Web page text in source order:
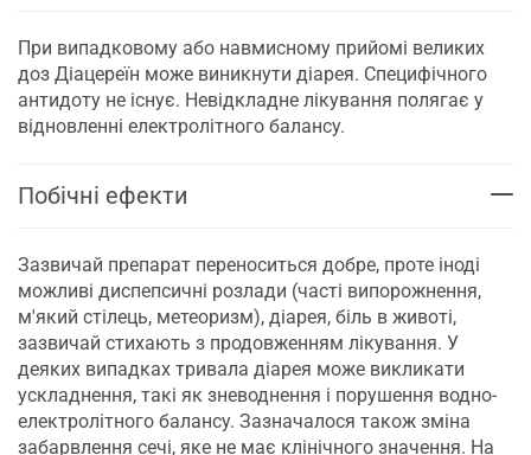
При випадковому або навмисному прийомі великих
доз Діацереїн може виникнути діарея. Специфічного
антидоту не існує. Невідкладне лікування полягає у
відновленні електролітного балансу.
Побічні ефекти
Зазвичай препарат переноситься добре, проте іноді
можливі диспепсичні розлади (часті випорожнення,
м'який стілець, метеоризм), діарея, біль в животі,
зазвичай стихають з продовженням лікування. У
деяких випадках тривала діарея може викликати
ускладнення, такі як зневоднення і порушення водно-
електролітного балансу. Зазначалося також зміна
забарвлення сечі, яке не має клінічного значення. На